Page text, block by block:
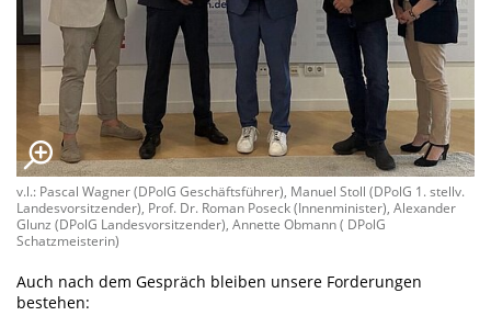
v.l.: Pascal Wagner (DPolG Geschäftsführer), Manuel Stoll (DPolG 1. stellv.
Landesvorsitzender), Prof. Dr. Roman Poseck (Innenminister), Alexander
Glunz (DPolG Landesvorsitzender), Annette Obmann ( DPolG
Schatzmeisterin)
Auch nach dem Gespräch bleiben unsere Forderungen
bestehen: